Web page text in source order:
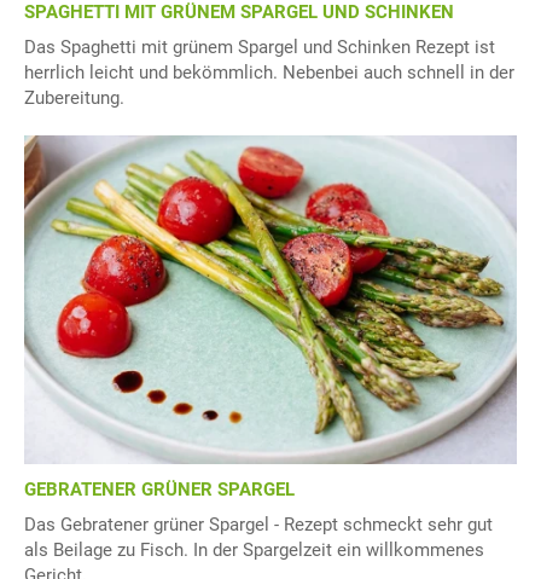
SPAGHETTI MIT GRÜNEM SPARGEL UND SCHINKEN
Das Spaghetti mit grünem Spargel und Schinken Rezept ist
herrlich leicht und bekömmlich. Nebenbei auch schnell in der
Zubereitung.
GEBRATENER GRÜNER SPARGEL
Das Gebratener grüner Spargel - Rezept schmeckt sehr gut
als Beilage zu Fisch. In der Spargelzeit ein willkommenes